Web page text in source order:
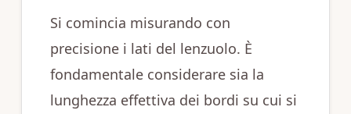
Si comincia misurando con
precisione i lati del lenzuolo. È
fondamentale considerare sia la
lunghezza effettiva dei bordi su cui si